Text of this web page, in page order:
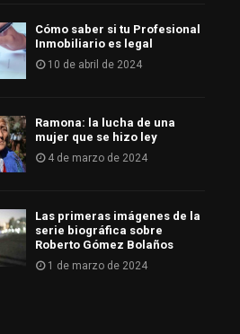
Cómo saber si tu Profesional
Inmobiliario es legal
10 de abril de 2024
Ramona: la lucha de una
mujer que se hizo ley
4 de marzo de 2024
Las primeras imágenes de la
serie biográfica sobre
Roberto Gómez Bolaños
1 de marzo de 2024